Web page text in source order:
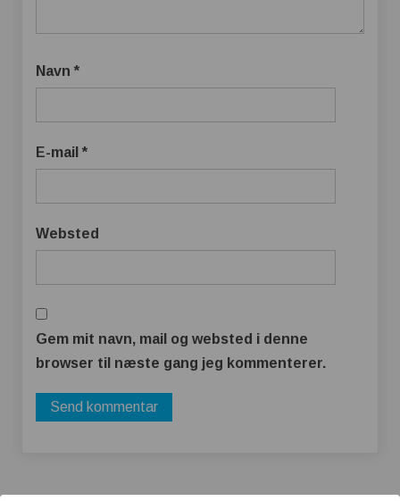
Navn *
E-mail *
Websted
Gem mit navn, mail og websted i denne
browser til næste gang jeg kommenterer.